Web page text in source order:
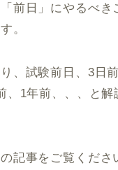
前日」にやるべき
。
、試験前日、3日
、1年前、、、と解
記事をご覧くださ